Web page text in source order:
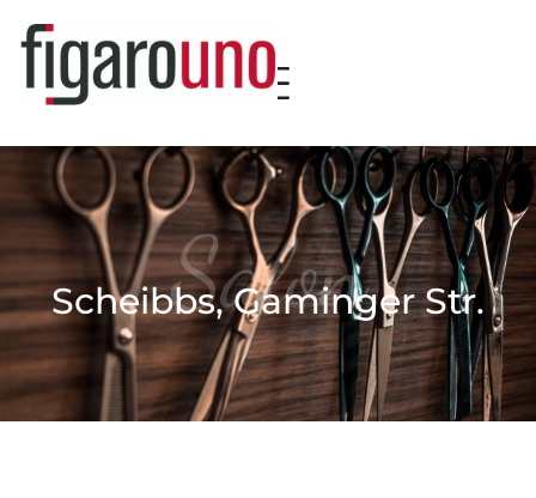
Salon
Scheibbs, Gaminger Str.